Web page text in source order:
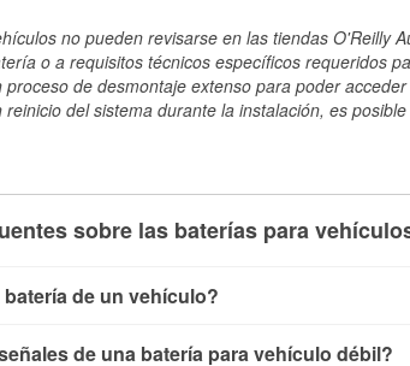
no pueden revisarse en las tiendas O'Reilly
o a requisitos técnicos específicos requeridos
de desmontaje extenso para poder
del sistema durante la instalación, es
sobre las baterías para
de un vehículo?
de una batería para vehículo débil?